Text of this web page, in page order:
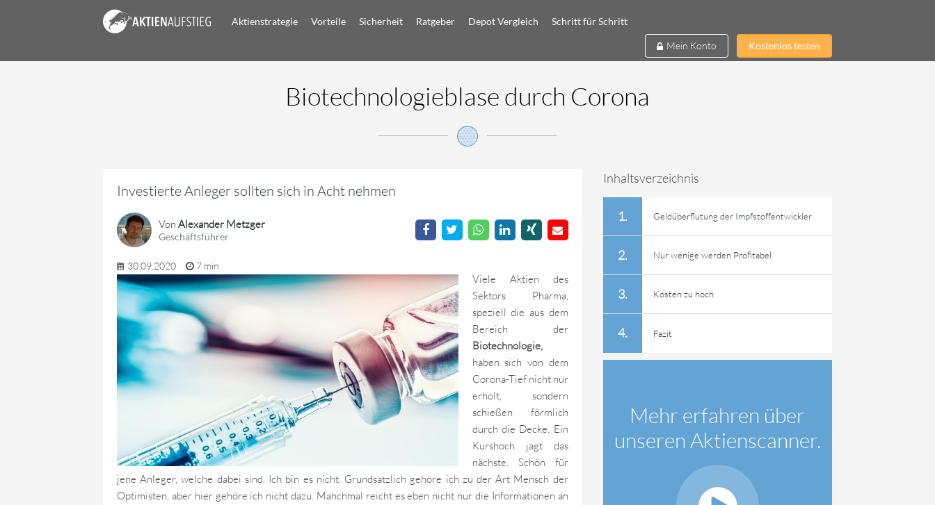
Aktienstrategie Vorteile Sicherheit Ratgeber Depot Vergleich Schritt für Schritt
Mein Konto Kostenlos testen
Biotechnologieblase durch Corona
Investierte Anleger sollten sich in Acht nehmen
Von Alexander Metzger
Geschäftsführer
30.09.2020 7 min
Viele Aktien des
Sektors Pharma,
speziell die aus dem
Bereich der
Biotechnologie,
haben sich von dem
Corona-Tief nicht nur
erholt, sondern
schießen förmlich
durch die Decke. Ein
Kurshoch jagt das
nächste. Schön für
jene Anleger, welche dabei sind. Ich bin es nicht. Grundsätzlich gehöre ich zu der Art Mensch der
Optimisten, aber hier gehöre ich nicht dazu. Manchmal reicht es eben nicht nur die Informationen an
Inhaltsverzeichnis
Geldüberflutung der Impfstoffentwickler
Nur wenige werden Profitabel
Kosten zu hoch
Fazit
Mehr erfahren über
unseren Aktienscanner.